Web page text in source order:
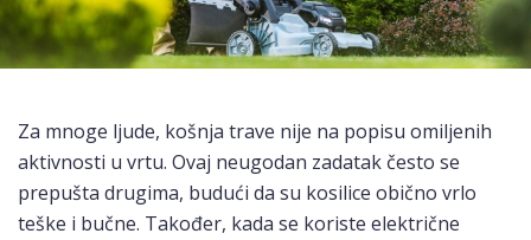
Za mnoge ljude, košnja trave nije na popisu omiljenih
aktivnosti u vrtu. Ovaj neugodan zadatak često se
prepušta drugima, budući da su kosilice obično vrlo
teške i bučne. Također, kada se koriste električne